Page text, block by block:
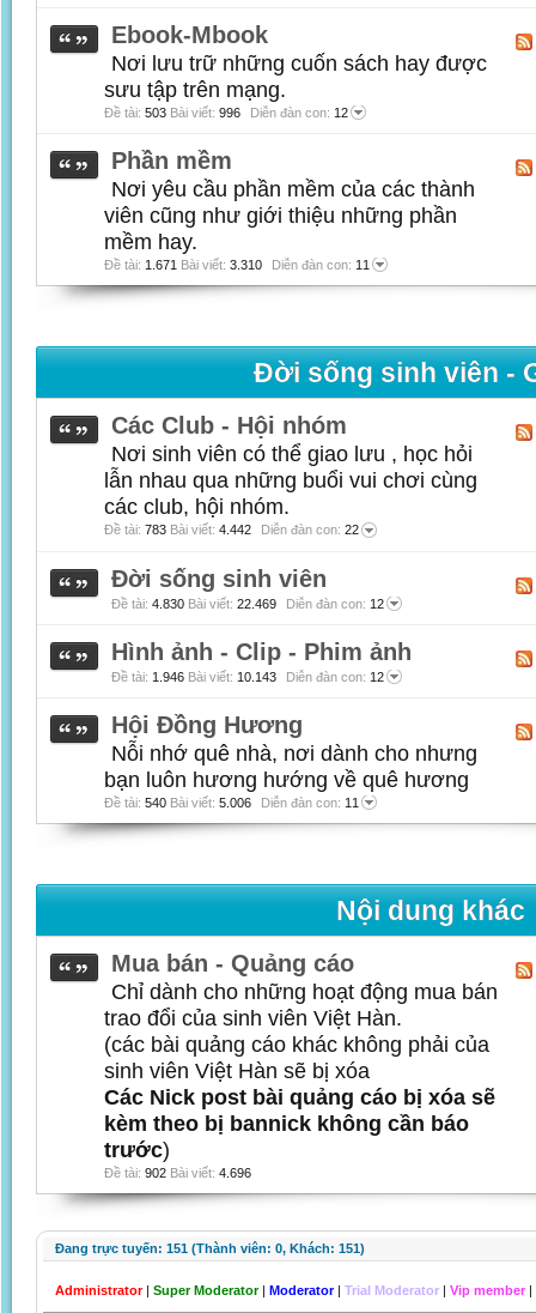
Ebook-Mbook
Nơi lưu trữ những cuốn sách hay được
sưu tập trên mạng.
Đề tài: 503 Bài viết: 996 Diễn đàn con: 12
Phần mềm
Nơi yêu cầu phần mềm của các thành
viên cũng như giới thiệu những phần
mềm hay.
Đề tài: 1.671 Bài viết: 3.310 Diễn đàn con: 11
Đời sống sinh viên -
Các Club - Hội nhóm
Nơi sinh viên có thể giao lưu , học hỏi
lẫn nhau qua những buổi vui chơi cùng
các club, hội nhóm.
Đề tài: 783 Bài viết: 4.442 Diễn đàn con: 22
Đời sống sinh viên
Đề tài: 4.830 Bài viết: 22.469 Diễn đàn con: 12
Hình ảnh - Clip - Phim ảnh
Đề tài: 1.946 Bài viết: 10.143 Diễn đàn con: 12
Hội Đồng Hương
Nỗi nhớ quê nhà, nơi dành cho nhưng
bạn luôn hương hướng về quê hương
Đề tài: 540 Bài viết: 5.006 Diễn đàn con: 11
Nội dung khác
Mua bán - Quảng cáo
Chỉ dành cho những hoạt động mua bán
trao đổi của sinh viên Việt Hàn.
(các bài quảng cáo khác không phải của
sinh viên Việt Hàn sẽ bị xóa
Các Nick post bài quảng cáo bị xóa sẽ
kèm theo bị bannick không cần báo
trước)
Đề tài: 902 Bài viết: 4.696
Đang trực tuyến: 151 (Thành viên: 0, Khách: 151)
Administrator| Super Moderator| Moderator| Trial Moderator | Vip member |